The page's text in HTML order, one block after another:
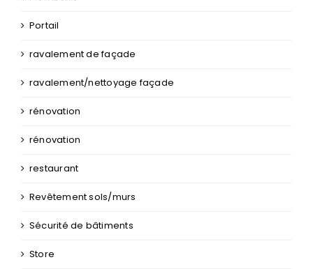
Plâtrerie
Plomberie
Portail
ravalement de façade
ravalement/nettoyage façade
rénovation
rénovation
restaurant
Revêtement sols/murs